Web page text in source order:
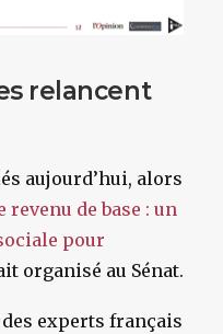
relancent
aujourd’hui, alors
revenu de base : un
pour
organisé au Sénat.
experts français